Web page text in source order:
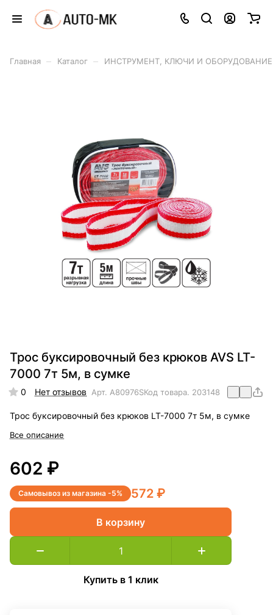
Главная Каталог ИНСТРУМЕНТ, КЛЮЧИ И ОБОРУДОВАНИЕ
Трос буксировочный без крюков AVS LT-
7000 7т 5м, в сумке
0 Нет отзывов Арт. A80976SКод товара. 203148
Трос буксировочный без крюков LT-7000 7т 5м, в сумке
Все описание
602 ₽
Самовывоз из магазина -5% 572 ₽
В корзину
Купить в 1 клик